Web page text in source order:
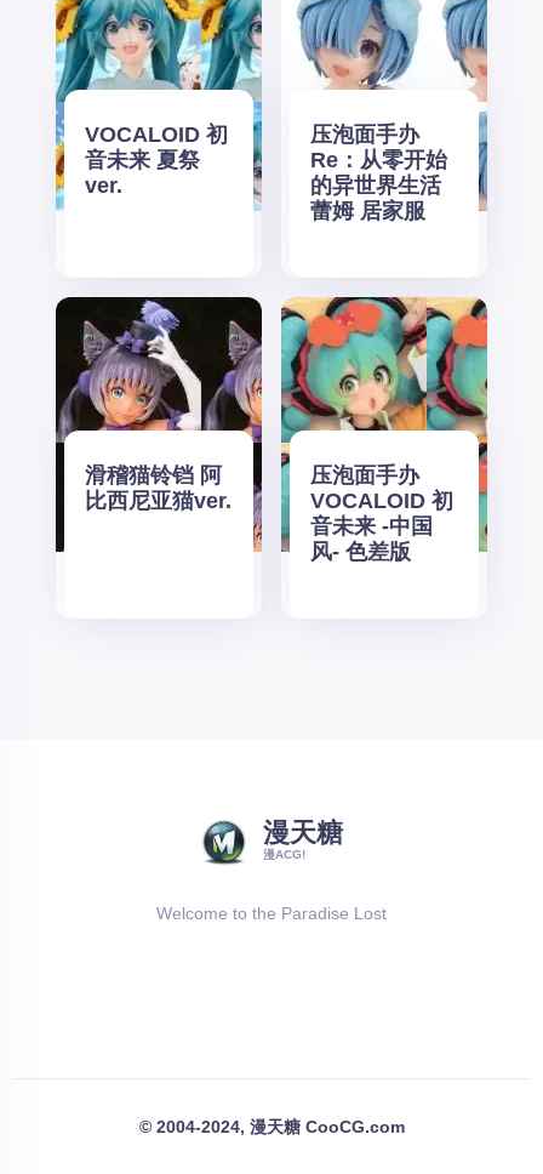
VOCALOID 初
音未来 夏祭
ver.
压泡面手办
Re：从零开始
的异世界生活
蕾姆 居家服
滑稽猫铃铛 阿
比西尼亚猫ver.
压泡面手办
VOCALOID 初
音未来 -中国
风- 色差版
漫天糖
漫ACG!
Welcome to the Paradise Lost
© 2004-2024, 漫天糖 CooCG.com